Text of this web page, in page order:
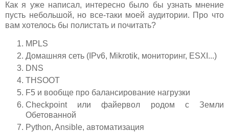
Как я уже написал, интересно было бы узнать мнение
пусть небольшой, но все-таки моей аудитории. Про что
вам хотелось бы полистать и почитать?
MPLS
Домашняя сеть (IPv6, Mikrotik, мониторинг, ESXI...)
DNS
THSOOT
F5 и вообще про балансирование нагрузки
Checkpoint или файервол родом с Земли
Обетованной
Python, Ansible, автоматизация